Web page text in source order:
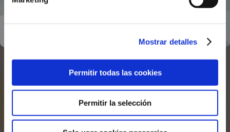
Mostrar detalles
Permitir todas las cookies
Permitir la selección
No hay nada más hermoso que una sonrisa sana, tanto para la
gente que le rodea como para su propio bienestar.
al máximo para proponerle la mejor opción para sus dientes
y mantenerlos siempre sanos. La clínica se caracteriza por un